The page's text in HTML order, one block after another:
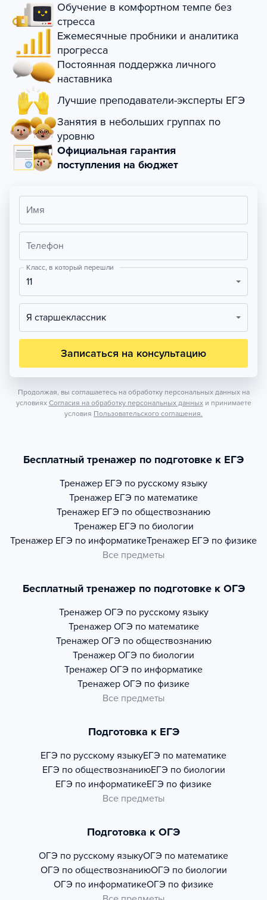
Обучение в комфортном темпе без
стресса
Ежемесячные пробники и аналитика
прогресса
Постоянная поддержка личного
наставника
Лучшие преподаватели-эксперты ЕГЭ
Занятия в небольших группах по
уровню
Официальная гарантия
поступления на бюджет
Имя
Телефон
Класс, в который перешли
11
Я старшеклассник
Записаться на консультацию
Продолжая, вы соглашаетесь на обработку персональных данных на
условиях Согласия на обработку персональных данных и принимаете
условия Пользовательского соглашения.
Бесплатный тренажер по подготовке к ЕГЭ
Тренажер ЕГЭ по русскому языку
Тренажер ЕГЭ по математике
Тренажер ЕГЭ по обществознанию
Тренажер ЕГЭ по биологии
Тренажер ЕГЭ по информатикеТренажер ЕГЭ по физике
Все предметы
Бесплатный тренажер по подготовке к ОГЭ
Тренажер ОГЭ по русскому языку
Тренажер ОГЭ по математике
Тренажер ОГЭ по обществознанию
Тренажер ОГЭ по биологии
Тренажер ОГЭ по информатике
Тренажер ОГЭ по физике
Все предметы
Подготовка к ЕГЭ
ЕГЭ по русскому языкуЕГЭ по математике
ЕГЭ по обществознаниюЕГЭ по биологии
ЕГЭ по информатикеЕГЭ по физике
Все предметы
Подготовка к ОГЭ
ОГЭ по русскому языкуОГЭ по математике
ОГЭ по обществознаниюОГЭ по биологии
ОГЭ по информатикеОГЭ по физике